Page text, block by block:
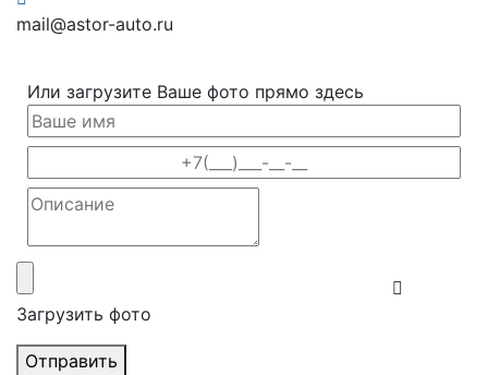
mail@astor-auto.ru
Или загрузите Ваше фото прямо здесь
Загрузить фото
Отправить